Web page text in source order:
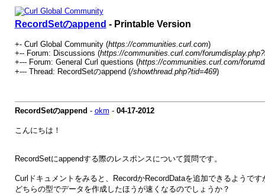
RecordSetのappend - Printable Version
+- Curl Global Community (https://communities.curl.com)
+-- Forum: Discussions (https://communities.curl.com/
+--- Forum: General Curl questions (https://communities.curl.com/
+--- Thread: RecordSetのappend (/showthread.php?tid=469)
RecordSetのappend - okm - 04-17-2012
こんにちは！
RecordSetにappendする際のレスポンスについて質問です。
Curlドキュメントをみると、RecordかRecordDataを追加できるようです
どちらの型でデータを作成したほうが速くなるのでしょうか？